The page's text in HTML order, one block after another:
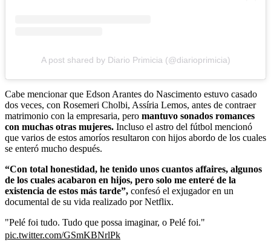
A post shared by Diario Primicia (@diarioprimicia)
Cabe mencionar que Edson Arantes do Nascimento estuvo casado
dos veces, con Rosemeri Cholbi, Assíria Lemos, antes de contraer
matrimonio con la empresaria, pero mantuvo sonados romances
con muchas otras mujeres. Incluso el astro del fútbol mencionó
que varios de estos amoríos resultaron con hijos abordo de los cuales
se enteró mucho después.
“Con total honestidad, he tenido unos cuantos affaires, algunos
de los cuales acabaron en hijos, pero solo me enteré de la
existencia de estos más tarde”, confesó el exjugador en un
documental de su vida realizado por Netflix.
"Pelé foi tudo. Tudo que possa imaginar, o Pelé foi."
pic.twitter.com/GSmKBNrlPk